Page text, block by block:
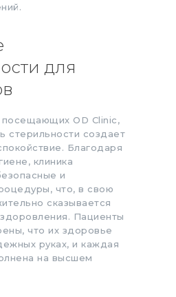
для
посещающих OD Clinic,
стерильности создает
Благодаря
клиника
и
что, в свою
сказывается
Пациенты
что их здоровье
руках, и каждая
на высшем